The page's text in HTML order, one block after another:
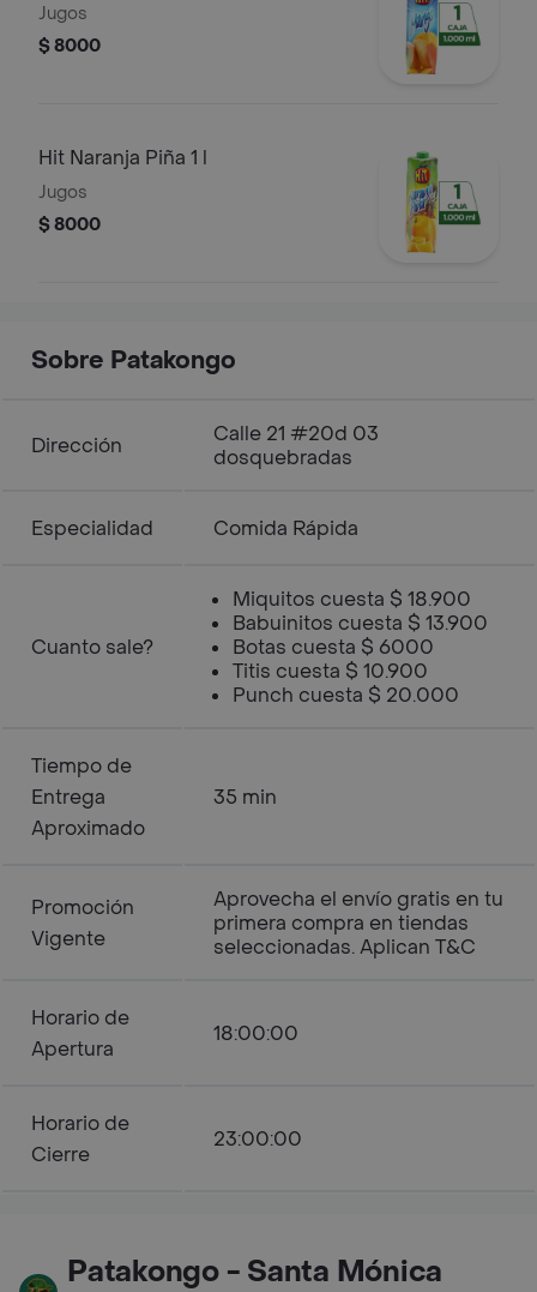
Jugos
$ 8000
Hit Naranja Piña 1 l
Jugos
$ 8000
Sobre Patakongo
Dirección
Calle 21 #20d 03
dosquebradas
Especialidad Comida Rápida
Cuanto sale?
Miquitos cuesta $ 18.900
Babuinitos cuesta $ 13.900
Botas cuesta $ 6000
Titis cuesta $ 10.900
Punch cuesta $ 20.000
Tiempo de
Entrega
Aproximado
35 min
Promoción
Vigente
Aprovecha el envío gratis en tu
primera compra en tiendas
seleccionadas. Aplican T&C
Horario de
Apertura
18:00:00
Horario de
Cierre
23:00:00
Patakongo - Santa Mónica